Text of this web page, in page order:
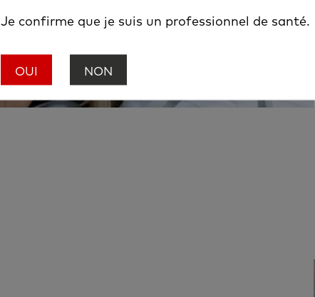
Je confirme que je suis un professionnel de santé.
OUI NON